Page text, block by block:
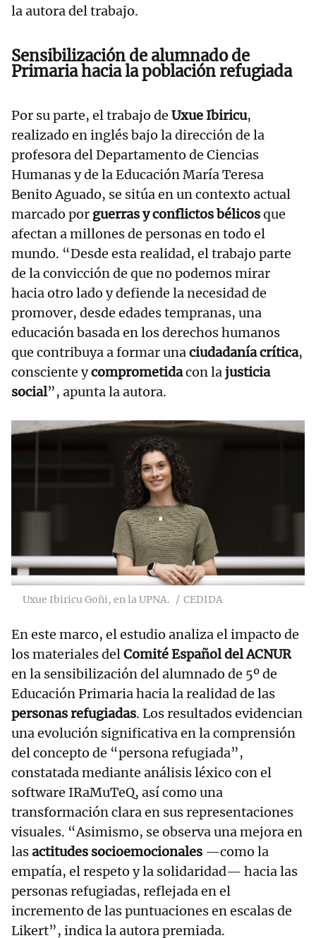
la autora del trabajo.
Sensibilización de alumnado de
Primaria hacia la población refugiada
Por su parte, el trabajo de Uxue Ibiricu,
realizado en inglés bajo la dirección de la
profesora del Departamento de Ciencias
Humanas y de la Educación María Teresa
Benito Aguado, se sitúa en un contexto actual
marcado por guerras y conflictos bélicosque
afectan a millones de personas en todo el
mundo. “Desde esta realidad, el trabajo parte
de la convicción de que no podemos mirar
hacia otro lado y defiende la necesidad de
promover, desde edades tempranas, una
educación basada en los derechos humanos
que contribuya a formar unaciudadanía crítica,
consciente ycomprometidacon lajusticia
social”, apunta la autora.
Uxue Ibiricu Goñi, en la UPNA. CEDIDA
En este marco, el estudio analiza el impacto de
los materiales delComité Español del ACNUR
en la sensibilización del alumnado de 5º de
Educación Primaria hacia la realidad de las
personas refugiadas. Los resultados evidencian
una evolución significativa en la comprensión
del concepto de “persona refugiada”,
constatada mediante análisis léxico con el
software IRaMuTeQ, así como una
transformación clara en sus representaciones
visuales. “Asimismo, se observa una mejora en
lasactitudes socioemocionales —como la
empatía, el respeto y la solidaridad— hacia las
personas refugiadas, reflejada en el
incremento de las puntuaciones en escalas de
Likert”, indica la autora premiada.